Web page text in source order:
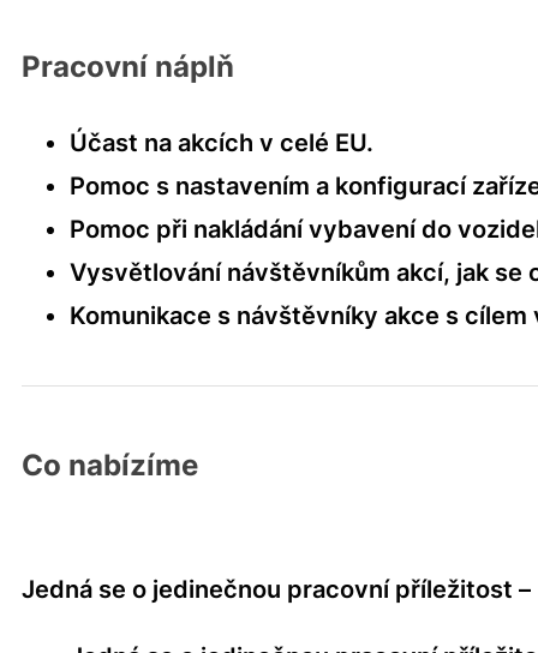
Pracovní náplň
Účast na akcích v celé EU.
Pomoc s nastavením a konfigurací
Pomoc při nakládání vybavení do
Vysvětlování návštěvníkům akcí, jak se
Komunikace s návštěvníky akce s
Co nabízíme
Jedná se o jedinečnou pracovní příležitost